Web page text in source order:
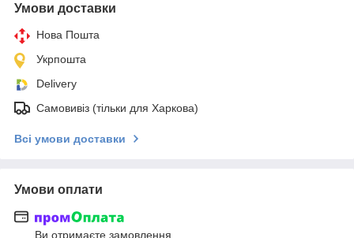
Умови доставки
Нова Пошта
Укрпошта
Delivery
Самовивіз (тільки для Харкова)
Всі умови доставки
Умови оплати
Ви отримаєте замовлення